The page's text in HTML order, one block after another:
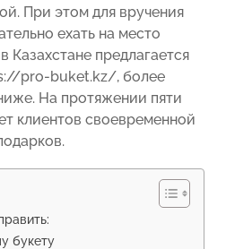
При этом для вручения
ехать на место
Казахстане предлагается
pro-buket.kz/, более
На протяжении пяти
клиентов своевременной
букету